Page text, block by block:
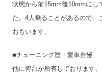
状態から前15mm後10mmにし
た。4人乗ることがあるので、
おもいます。
■チューニング歴・愛車自慢
他に何台か所有しております